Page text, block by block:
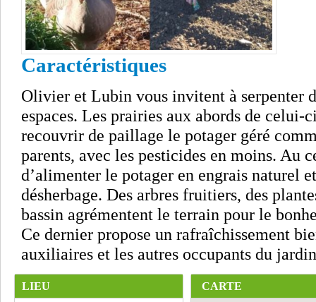
Caractéristiques
Olivier et Lubin vous invitent à serpenter
espaces. Les prairies aux abords de celui-
recouvrir de paillage le potager géré
parents, avec les pesticides en moins. Au
d’alimenter le potager en engrais naturel
désherbage. Des arbres fruitiers, des
bassin agrémentent le terrain pour le
Ce dernier propose un rafraîchissement
auxiliaires et les autres occupants du
LIEU CARTE